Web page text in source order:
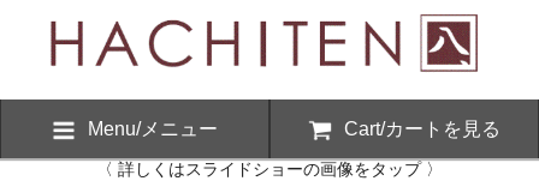
Menu/メニュー Cart/カートを見る
〈 詳しくはスライドショーの画像をタップ 〉